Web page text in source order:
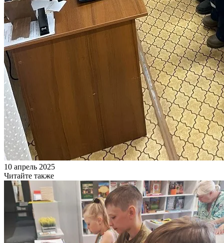
10 апрель 2025
Читайте также